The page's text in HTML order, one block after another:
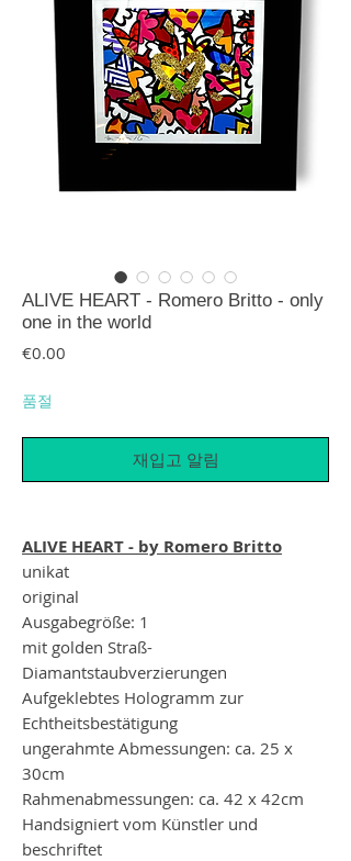
ALIVE HEART - Romero Britto - only
one in the world
€0.00
품절
재입고 알림
ALIVE HEART - by Romero Britto
unikat
original
Ausgabegröße: 1
mit golden Straß-
Diamantstaubverzierungen
Aufgeklebtes Hologramm zur
Echtheitsbestätigung
ungerahmte Abmessungen: ca. 25 x
30cm
Rahmenabmessungen: ca. 42 x 42cm
Handsigniert vom Künstler und
beschriftet